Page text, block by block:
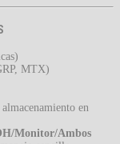
MTX)
en
Monitor/Ambos